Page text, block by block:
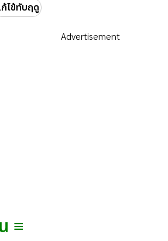
ไข้ทับฤดู
Advertisement
≡